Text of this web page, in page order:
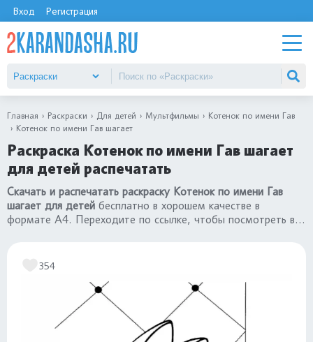
Вход Регистрация
Главная Раскраски Для детей Мультфильмы
Котенок по имени Гав
Котенок по имени Гав шагает
Раскраска Котенок по имени Гав шагает
для детей распечатать
Скачать и распечатать раскраску Котенок по имени Гав
шагает для детей бесплатно в хорошем качестве в
формате А4. Переходите по ссылке, чтобы посмотреть все
354